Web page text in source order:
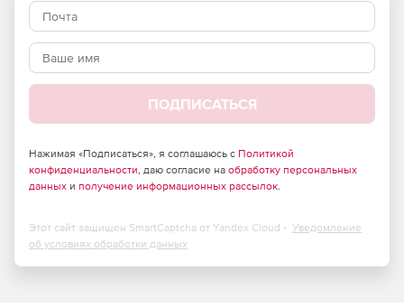
Информация о размере хранилища отчетов.
Легкая установка и настройка стандартной работы.
План развития на основе понимания электронной
почты и потребностей.
Оптимизации системы, конфигурации и дизайна.
ПОДПИСАТЬСЯ
Нажимая «Подписаться», я соглашаюсь с Политикой
конфиденциальности, даю согласие на обработку персональных
данных и получение информационных рассылок.
Этот сайт защищен SmartCaptcha от Yandex Cloud - Уведомление
об условиях обработки данных